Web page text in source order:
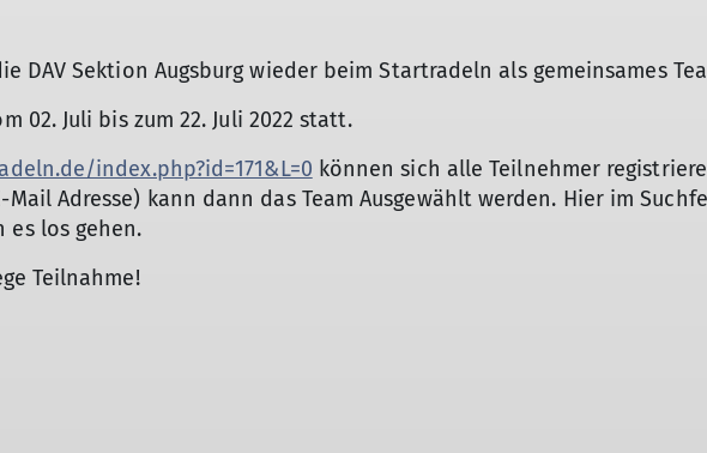
DAV Sektion Augsburg wieder beim Startradeln als gemeinsames
02. Juli bis zum 22. Juli 2022 statt.
index.php?id=171&L=0 können sich alle Teilnehmer
Adresse) kann dann das Team Ausgewählt werden. Hier im
es los gehen.
Teilnahme!